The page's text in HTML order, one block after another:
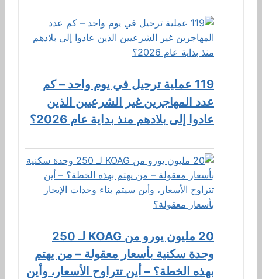
119 عملية ترحيل في يوم واحد – كم
عدد المهاجرين غير الشرعيين الذين
عادوا إلى بلادهم منذ بداية عام 2026؟
20 مليون يورو من KOAG لـ 250
وحدة سكنية بأسعار معقولة – من يهتم
بهذه الخطة؟ – أين تتراوح الأسعار، وأين